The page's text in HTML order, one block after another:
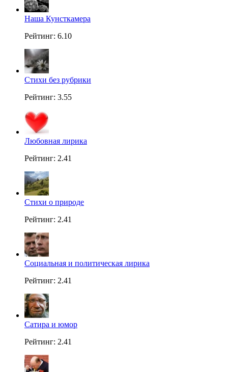
Наша Кунсткамера
Рейтинг: 6.10
Стихи без рубрики
Рейтинг: 3.55
Любовная лирика
Рейтинг: 2.41
Стихи о природе
Рейтинг: 2.41
Социальная и политическая лирика
Рейтинг: 2.41
Сатира и юмор
Рейтинг: 2.41